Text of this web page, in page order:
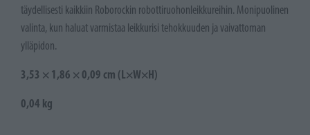
täydellisesti kaikkiin Roborockin robottiruohonleikkureihin. Monipuolinen
valinta, kun haluat varmistaa leikkurisi tehokkuuden ja vaivattoman
ylläpidon.
3,53 × 1,86 × 0,09 cm (L×W×H)
0,04 kg